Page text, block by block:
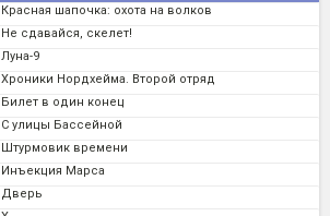
Красная шапочка: охота на волков
Не сдавайся, скелет!
Луна-9
Хроники Нордхейма. Второй отряд
Билет в один конец
С улицы Бассейной
Штурмовик времени
Инъекция Марса
Дверь